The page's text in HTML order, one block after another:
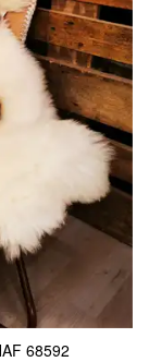
68592